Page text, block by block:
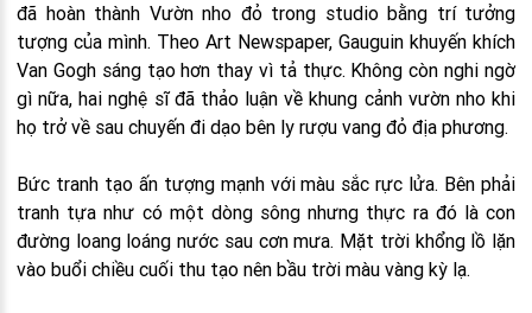
đã hoàn thành Vườn nho đỏ trong studio bằng trí tưởng
tượng của mình. Theo Art Newspaper, Gauguin khuyến khích
Van Gogh sáng tạo hơn thay vì tả thực. Không còn nghi ngờ
gì nữa, hai nghệ sĩ đã thảo luận về khung cảnh vườn nho khi
họ trở về sau chuyến đi dạo bên ly rượu vang đỏ địa phương.
Bức tranh tạo ấn tượng mạnh với màu sắc rực lửa. Bên phải
tranh tựa như có một dòng sông nhưng thực ra đó là con
đường loang loáng nước sau cơn mưa. Mặt trời khổng lồ lặn
vào buổi chiều cuối thu tạo nên bầu trời màu vàng kỳ lạ.